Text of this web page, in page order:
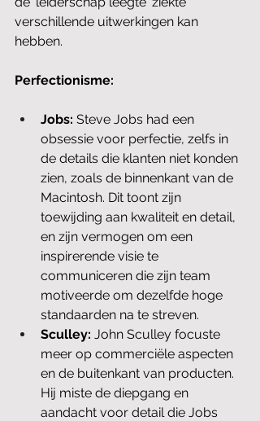
verschillende uitwerkingen kan
hebben.
Perfectionisme:
Jobs: Steve Jobs had een
obsessie voor perfectie, zelfs in
de details die klanten niet konden
zien, zoals de binnenkant van de
Macintosh. Dit toont zijn
toewijding aan kwaliteit en detail,
en zijn vermogen om een
inspirerende visie te
communiceren die zijn team
motiveerde om dezelfde hoge
standaarden na te streven.
Sculley: John Sculley focuste
meer op commerciële aspecten
en de buitenkant van producten.
Hij miste de diepgang en
aandacht voor detail die Jobs